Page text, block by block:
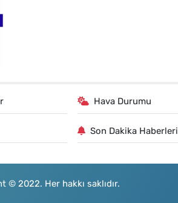
Hava Durumu
Son Dakika Haberleri
© 2022. Her hakkı saklıdır.